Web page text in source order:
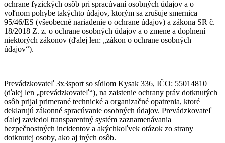
ochrane fyzických osôb pri spracúvaní osobných údajov a o
voľnom pohybe takýchto údajov, ktorým sa zrušuje smernica
95/46/ES (všeobecné nariadenie o ochrane údajov) a zákona SR č.
18/2018 Z. z. o ochrane osobných údajov a o zmene a doplnení
niektorých zákonov (ďalej len: „zákon o ochrane osobných
údajov“).
Prevádzkovateľ 3x3sport so sídlom Kysak 336, IČO: 55014810
(ďalej len „prevádzkovateľ“), na zaistenie ochrany práv dotknutých
osôb prijal primerané technické a organizačné opatrenia, ktoré
deklarujú zákonné spracúvanie osobných údajov. Prevádzkovateľ
ďalej zaviedol transparentný systém zaznamenávania
bezpečnostných incidentov a akýchkoľvek otázok zo strany
dotknutej osoby, ako aj iných osôb.